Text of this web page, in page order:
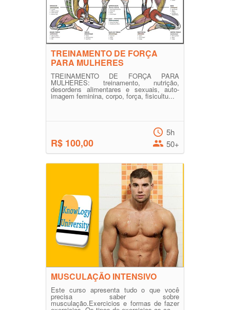
TREINAMENTO DE FORÇA
PARA MULHERES
TREINAMENTO DE FORÇA PARA
MULHERES: treinamento, nutrição,
desordens alimentares e sexuais, auto-
imagem feminina, corpo, força, fisicultu...
R$ 100,00
5h
50+
MUSCULAÇÃO INTENSIVO
Este curso apresenta tudo o que você
precisa saber sobre
musculação.Exercicios e formas de fazer